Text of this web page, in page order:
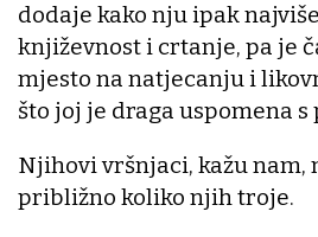
dodaje kako nju ipak
književnost i crtanje, pa je
mjesto na natjecanju i
što joj je draga uspomena s
Njihovi vršnjaci, kažu nam,
približno koliko njih troje.